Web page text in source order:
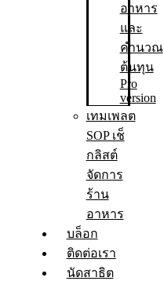
อาหาร
และ
คำนวณ
ต้นทุน
Pro
version
เทมเพลต
SOP เช็
กลิสต์
จัดการ
ร้าน
อาหาร
บล็อก
ติดต่อเรา
นัดสาธิต